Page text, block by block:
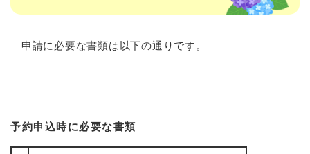
申請に必要な書類は以下の通りです。
予約申込時に必要な書類